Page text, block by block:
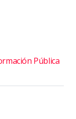
Pública